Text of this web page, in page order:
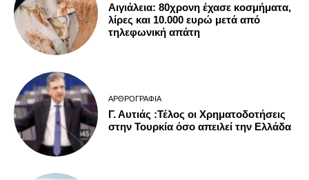
Αιγιάλεια: 80χρονη έχασε κοσμήματα,
λίρες και 10.000 ευρώ μετά από
τηλεφωνική απάτη
ΑΡΘΡΟΓΡΑΦΊΑ
Γ. Αυτιάς :Τέλος οι Χρηματοδοτήσεις
στην Τουρκία όσο απειλεί την Ελλάδα